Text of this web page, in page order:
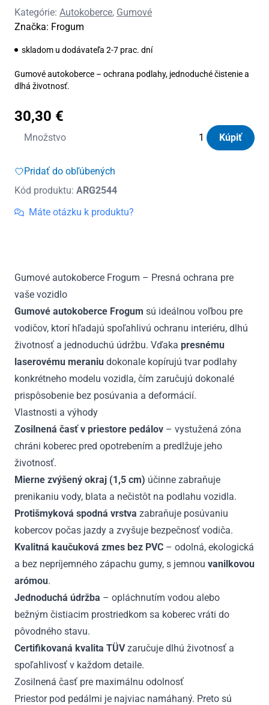
Kategórie: Autokoberce, Gumové
Značka: Frogum
skladom u dodávateľa 2-7 prac. dní
Gumové autokoberce – ochrana podlahy, jednoduché čistenie a
dlhá životnosť.
30,30 €
Množstvo
množstvo
gumové
Lexus
LX
Kúpiť
Pridať do obľúbených
Kód produktu: ARG2544
Máte otázku k produktu?
Gumové autokoberce Frogum – Presná ochrana pre
vaše vozidlo
Gumové autokoberce Frogum sú ideálnou voľbou pre
vodičov, ktorí hľadajú spoľahlivú ochranu interiéru, dlhú
životnosť a jednoduchú údržbu. Vďaka presnému
laserovému meraniu dokonale kopírujú tvar podlahy
konkrétneho modelu vozidla, čím zaručujú dokonalé
prispôsobenie bez posúvania a deformácií.
Vlastnosti a výhody
Zosilnená časť v priestore pedálov – vystužená zóna
chráni koberec pred opotrebením a predlžuje jeho
životnosť.
Mierne zvýšený okraj (1,5 cm) účinne zabraňuje
prenikaniu vody, blata a nečistôt na podlahu vozidla.
Protišmyková spodná vrstva zabraňuje posúvaniu
kobercov počas jazdy a zvyšuje bezpečnosť vodiča.
Kvalitná kaučuková zmes bez PVC – odolná, ekologická
a bez nepríjemného zápachu gumy, s jemnou vanilkovou
arómou.
Jednoduchá údržba – opláchnutím vodou alebo
bežným čistiacim prostriedkom sa koberec vráti do
pôvodného stavu.
Certifikovaná kvalita TÜVzaručuje dlhú životnosť a
spoľahlivosť v každom detaile.
Zosilnená časť pre maximálnu odolnosť
Priestor pod pedálmi je najviac namáhaný. Preto sú